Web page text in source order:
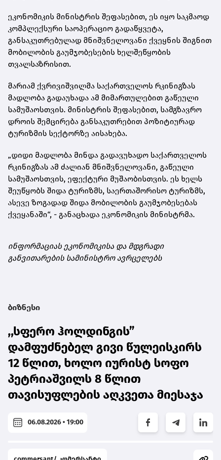
ეკონომიკის მინისტრის შეფასებით, ეს იყო საკმაოდ
კომპლექსური საოპერაციო გადაწყვეტა,
განსაკუთრებულად მნიშვნელოვანი ქვეყნის შიგნით
მობილობის გაუმჯობესების ხელშეწყობის
თვალსაზრისით.
მარიამ ქვრივიშვილმა საქართველოს რკინიგზას
მადლობა გადაუხადა ამ მიმართულებით გაწეული
სამუშაოსთვის. მინისტრის შეფასებით, სამგზავრო
დროის შემცირება განსაკუთრებით პოზიტიურად
ტურიზმის სექტორზე აისახება.
„დიდი მადლობა მინდა გადავუხადო საქართველოს
რკინიგზას ამ ძალიან მნიშვნელოვანი, გაწეული
სამუშაოსთვის, ეფექტური მუშაობისთვის. ეს ხელს
შეუწყობს შიდა ტურიზმს, საერთაშორისო ტურიზმს,
ასევე ზოგადად შიდა მობილობის გაუმჯობესებას
ქვეყანაში“, - განაცხადა ეკონომიკის მინისტრმა.
ინფორმაციას ეკონომიკისა და მდგრადი
განვითარების სამინისტრო ავრცელებს
ბიზნესი
,,სფერო ჰოლდინგის”
დამფუძნებელ გივი წულეისკირს
12 წლით, ხოლო იურისტ სოფო
პეტრიაშვილს 8 წლით
თავისუფლების აღკვეთა მიესაჯა
06.08.2026 • 19:00